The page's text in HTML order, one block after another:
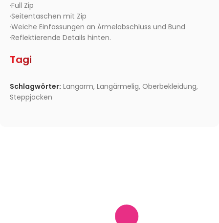
·Full Zip
·Seitentaschen mit Zip
·Weiche Einfassungen an Ärmelabschluss und Bund
·Reflektierende Details hinten.
Tagi
Schlagwörter: Langarm, Langärmelig, Oberbekleidung,
Steppjacken